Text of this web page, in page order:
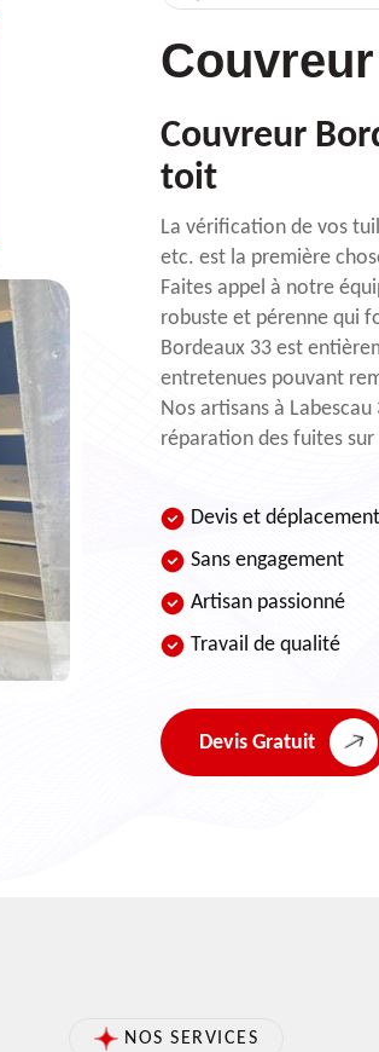
Couvreur
toit
La vérification de vos
etc. est la première
Faites appel à notre
robuste et pérenne qui
Bordeaux 33 est
entretenues pouvant
Nos artisans à
réparation des fuites
Devis et
Sans engagement
Artisan passionné
Travail de qualité
Devis Gratuit
NOS SERVICES